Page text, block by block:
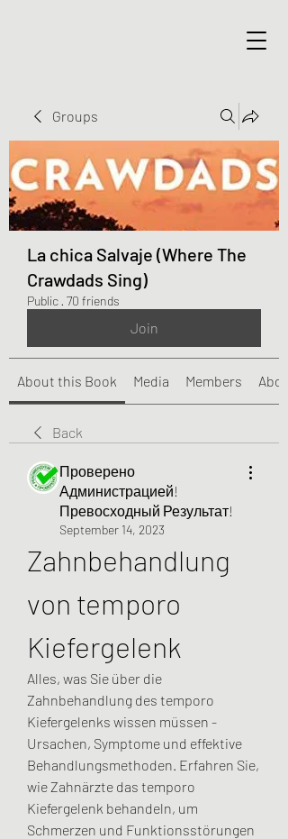
Groups
La chica Salvaje (Where The
Crawdads Sing)
Public · 70 friends
Join
About this Book Media Members About
Back
Проверено
Администрацией!
Превосходный Результат!
September 14, 2023
Zahnbehandlung
von temporo
Kiefergelenk
Alles, was Sie über die
Zahnbehandlung des temporo
Kiefergelenks wissen müssen -
Ursachen, Symptome und effektive
Behandlungsmethoden. Erfahren Sie,
wie Zahnärzte das temporo
Kiefergelenk behandeln, um
Schmerzen und Funktionsstörungen